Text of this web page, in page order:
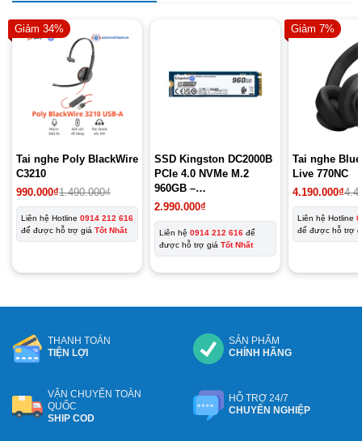
Giảm 34%
Tai nghe Poly BlackWire
C3210
990.000₫1.490.000₫
Liên hệ Hotline 0914 212 616
để được hỗ trợ giá Tốt Nhất
SSD Kingston DC2000B
PCIe 4.0 NVMe M.2
960GB –
SEDC2000BM8/960G
2.990.000₫
Liên hệ0914 212 616 để
được hỗ trợ giáTốt Nhất
Giảm 7%
Tai nghe
Live 770NC
4.190.000₫
Liên hệ Hotline
để được hỗ trợ
THANH TOÁN
TIỆN LỢI
SẢN PHẨM
CHÍNH HÃNG
VẬN CHUYỂN TOÀN
QUỐC
SHIP COD
HỖ TRỢ 24/7
CHUYÊN NGHIỆP